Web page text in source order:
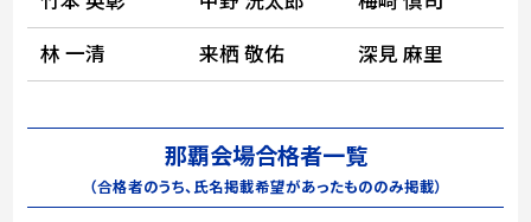
林 一清
来栖 敬佑 深見 麻里
那覇会場合格者一覧
（合格者のうち、氏名掲載希望があったもののみ掲載）